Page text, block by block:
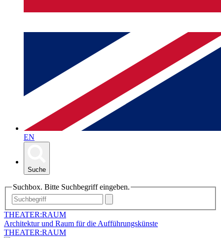
EN
Suche
Suchbox. Bitte Suchbegriff eingeben.
THEATER:RAUM
Architektur und Raum für die Aufführungskünste
THEATER:RAUM